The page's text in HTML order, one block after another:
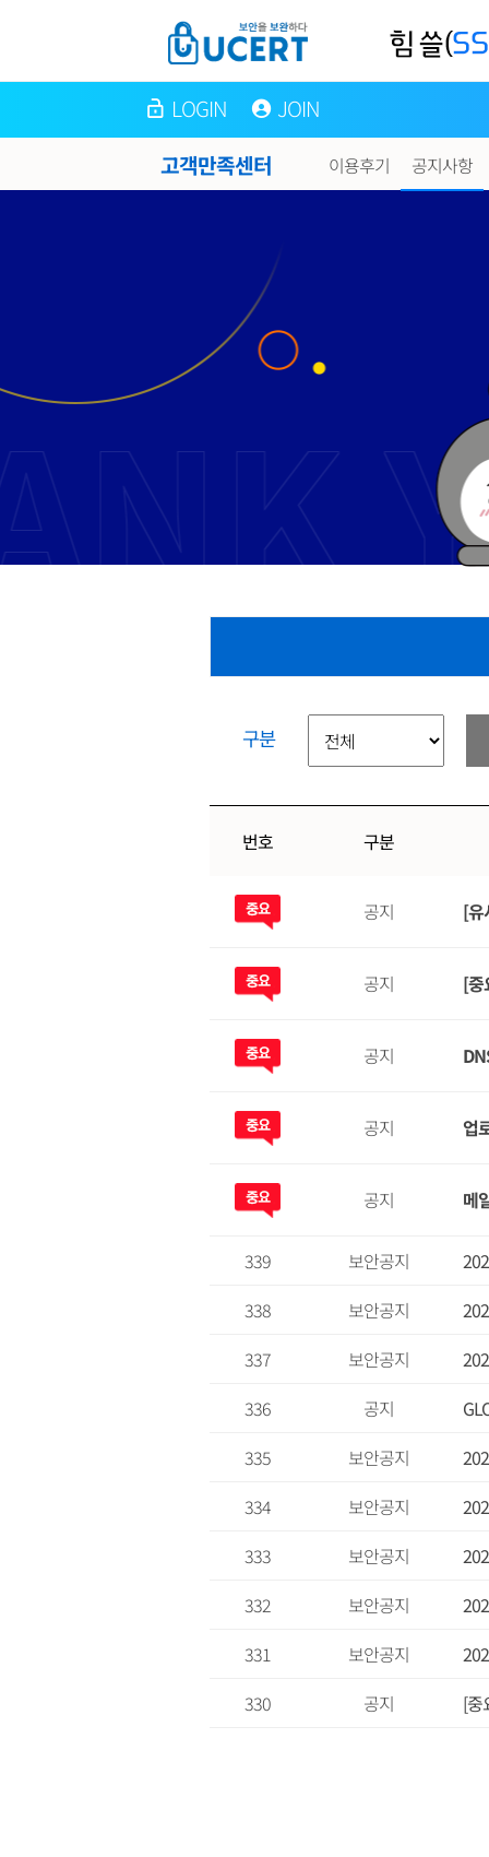
LOGIN
JOIN
고객만족센터
이용후기 공지사항
구분
번호 구분
공지 [유
공지 [중
공지
공지 업
공지 메
339 보안공지
338
보안공지
337
보안공지
336
공지
335
보안공지
334
보안공지
333
보안공지
332
보안공지
331
보안공지
330
공지 [중